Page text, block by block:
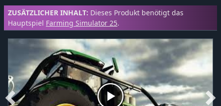
ZUSÄTZLICHER INHALT: Dieses Produkt benötigt das
Hauptspiel Farming Simulator 25.